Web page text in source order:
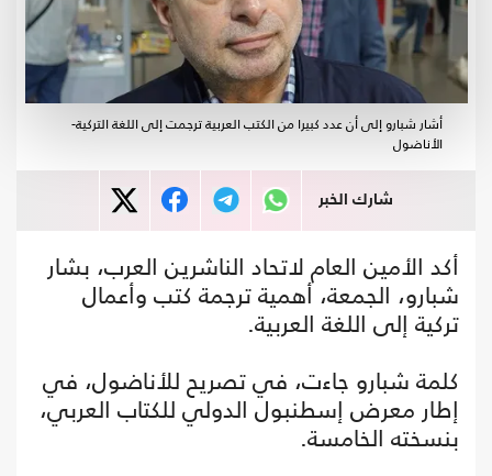
أشار شبارو إلى أن عدد كبيرا من الكتب العربية ترجمت إلى اللغة التركية-
الأناضول
شارك الخبر
أكد الأمين العام لاتحاد الناشرين العرب، بشار
شبارو، الجمعة، أهمية ترجمة كتب وأعمال
تركية إلى اللغة العربية.
كلمة شبارو جاءت، في تصريح للأناضول، في
إطار معرض إسطنبول الدولي للكتاب العربي،
بنسخته الخامسة.